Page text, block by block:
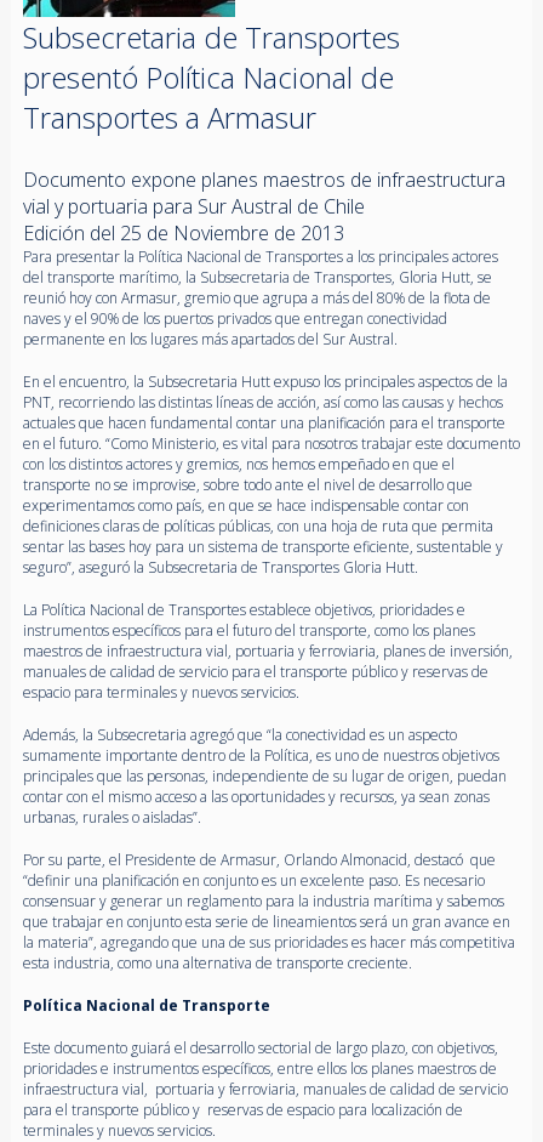
Subsecretaria de Transportes
presentó Política Nacional de
Transportes a Armasur
Documento expone planes maestros de infraestructura
vial y portuaria para Sur Austral de Chile
Edición del 25 de Noviembre de 2013
Para presentar la Política Nacional de Transportes a los principales actores
del transporte marítimo, la Subsecretaria de Transportes, Gloria Hutt, se
reunió hoy con Armasur, gremio que agrupa a más del 80% de la flota de
naves y el 90% de los puertos privados que entregan conectividad
permanente en los lugares más apartados del Sur Austral.
En el encuentro, la Subsecretaria Hutt expuso los principales aspectos de la
PNT, recorriendo las distintas líneas de acción, así como las causas y hechos
actuales que hacen fundamental contar una planificación para el transporte
en el futuro. “Como Ministerio, es vital para nosotros trabajar este documento
con los distintos actores y gremios, nos hemos empeñado en que el
transporte no se improvise, sobre todo ante el nivel de desarrollo que
experimentamos como país, en que se hace indispensable contar con
definiciones claras de políticas públicas, con una hoja de ruta que permita
sentar las bases hoy para un sistema de transporte eficiente, sustentable y
seguro”, aseguró la Subsecretaria de Transportes Gloria Hutt.
La Política Nacional de Transportes establece objetivos, prioridades e
instrumentos específicos para el futuro del transporte, como los planes
maestros de infraestructura vial, portuaria y ferroviaria, planes de inversión,
manuales de calidad de servicio para el transporte público y reservas de
espacio para terminales y nuevos servicios.
Además, la Subsecretaria agregó que “la conectividad es un aspecto
sumamente importante dentro de la Política, es uno de nuestros objetivos
principales que las personas, independiente de su lugar de origen, puedan
contar con el mismo acceso a las oportunidades y recursos, ya sean zonas
urbanas, rurales o aisladas”.
Por su parte, el Presidente de Armasur, Orlando Almonacid, destacó que
“definir una planificación en conjunto es un excelente paso. Es necesario
consensuar y generar un reglamento para la industria marítima y sabemos
que trabajar en conjunto esta serie de lineamientos será un gran avance en
la materia”, agregando que una de sus prioridades es hacer más competitiva
esta industria, como una alternativa de transporte creciente.
Política Nacional de Transporte
Este documento guiará el desarrollo sectorial de largo plazo, con objetivos,
prioridades e instrumentos específicos, entre ellos los planes maestros de
infraestructura vial, portuaria y ferroviaria, manuales de calidad de servicio
para el transporte público y reservas de espacio para localización de
terminales y nuevos servicios.